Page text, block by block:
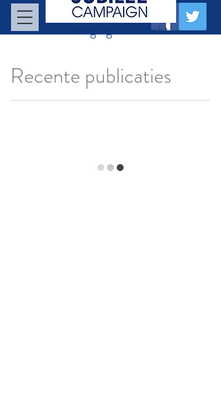
Recente publicaties
in beweging voor recht